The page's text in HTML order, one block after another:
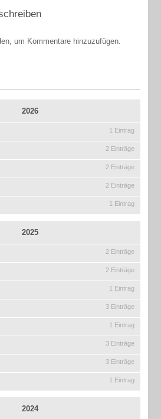
um Kommentare hinzuzufügen.
2026
1 Eintrag
2 Einträge
2 Einträge
2 Einträge
1 Eintrag
2025
2 Einträge
2 Einträge
1 Eintrag
3 Einträge
1 Eintrag
3 Einträge
3 Einträge
1 Eintrag
2024